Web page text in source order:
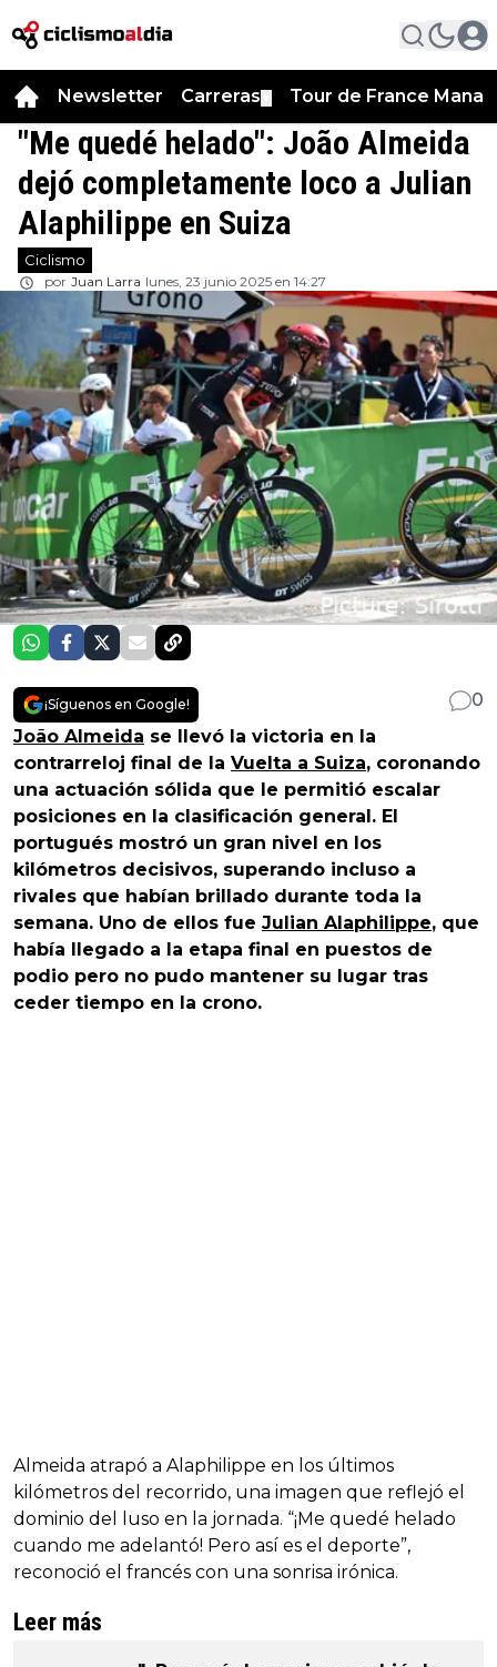
Newsletter Carreras Tour de France
"Me quedé helado": João Almeida
dejó completamente loco a Julian
Alaphilippe en Suiza
Ciclismo
por Juan Larra lunes, 23 junio 2025 en 14:27
¡Síguenos en Google!
0
João Almeida se llevó la victoria en la
contrarreloj final de la Vuelta a Suiza, coronando
una actuación sólida que le permitió escalar
posiciones en la clasificación general. El
portugués mostró un gran nivel en los
kilómetros decisivos, superando incluso a
rivales que habían brillado durante toda la
semana. Uno de ellos fue Julian Alaphilippe, que
había llegado a la etapa final en puestos de
podio pero no pudo mantener su lugar tras
ceder tiempo en la crono.
Almeida atrapó a Alaphilippe en los últimos
kilómetros del recorrido, una imagen que reflejó el
dominio del luso en la jornada. “¡Me quedé helado
cuando me adelantó! Pero así es el deporte”,
reconoció el francés con una sonrisa irónica.
Leer más